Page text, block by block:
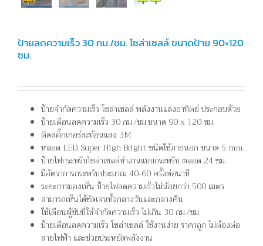
ป้ายลดความเร็ว 30 กม./ชม. โซล่าเซลล์ ขนาดป้าย 90×120
ซม.
ป้ายจำกัดความเร็ว โซล่าเซลล์ พลังงานแสงอาทิตย์ ประกอบด้วย
ป้ายเตือนลดความเร็ว 30 กม./ชม.ขนาด 90 x 120 ซม.
ติดสติ๊กเกอร์สะท้อนแสง 3M
หลอด LED Super High Bright ชนิดใช้ภายนอก ขนาด 5 mm.
ป้ายไฟกระพริบโซล่าเซลล์ทำงานแบบกระพริบ ตลอด 24 ชม.
มีอัตราการกระพริบประมาณ 40-60 ครั้งต่อนาที
ระยะการมองเห็น ป้ายไฟลดความเร็วไม่น้อยกว่า 500 เมตร
สามารถเห็นได้ชัดเจนทั้งกลางวันและกลางคืน
ใช้เตือนผู้ขับขี่ให้จำกัดความเร็ว ไม่เกิน 30 กม./ชม.
ป้ายเตือนลดความเร็ว โซล่าเซลล์ ใช้งานง่าย ราคาถูก ไม่ต้องต่อ
สายไฟฟ้า และช่วยประหยัดพลังงาน